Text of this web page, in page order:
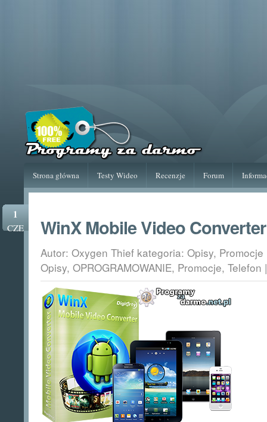
Strona główna Testy Wideo Recenzje Forum
1
CZE WinX Mobile Video
Autor: Oxygen Thief kategoria: Opisy, Promocje
Opisy, OPROGRAMOWANIE, Promocje, Telefon